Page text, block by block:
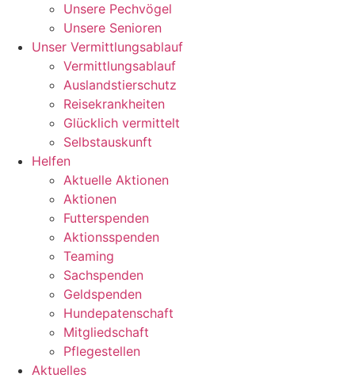
Unsere Pechvögel
Unsere Senioren
Unser Vermittlungsablauf
Vermittlungsablauf
Auslandstierschutz
Reisekrankheiten
Glücklich vermittelt
Selbstauskunft
Helfen
Aktuelle Aktionen
Aktionen
Futterspenden
Aktionsspenden
Teaming
Sachspenden
Geldspenden
Hundepatenschaft
Mitgliedschaft
Pflegestellen
Aktuelles